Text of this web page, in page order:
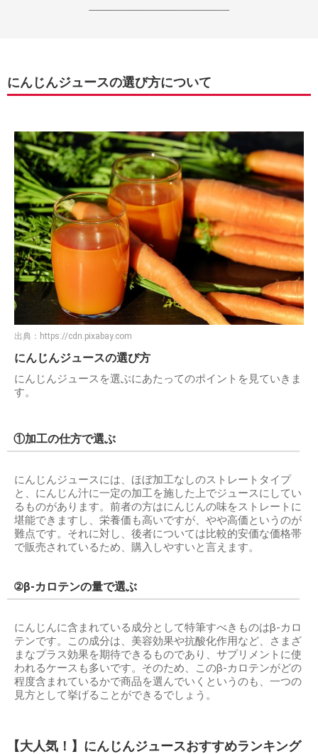
------------------------------------------------------------------
にんじんジュースの選び方について
出典： https://cdn.pixabay.com
にんじんジュースの選び方
にんじんジュースを選ぶにあたってのポイントを見ていきま
す。
①加工の仕方で選ぶ
にんじんジュースには、ほぼ加工なしのストレートタイプ
と、にんじん汁に一定の加工を施した上でジュースにしてい
るものがあります。前者の方はにんじんの味をストレートに
堪能できますし、栄養価も高いですが、やや高価というのが
難点です。それに対し、後者については比較的安価な価格帯
で販売されているため、購入しやすいと言えます。
②β‐カロテンの量で選ぶ
にんじんに含まれている成分として特筆すべきものはβ‐カロ
テンです。この成分は、美容効果や抗酸化作用など、さまざ
まなプラス効果を期待できるものであり、サプリメントに使
われるケースも多いです。そのため、このβ-カロテンがどの
程度含まれているかで商品を選んでいくというのも、一つの
見方として挙げることができるでしょう。
【大人気！】にんじんジュースおすすめランキング